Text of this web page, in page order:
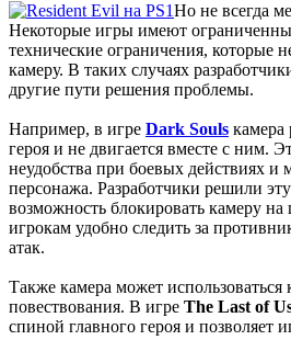
Но не всегда
Некоторые игры имеют
технические ограничения, которые
камеру. В таких случаях
другие пути решения проблемы.
Например, в игре Dark Souls камера
героя и не двигается вместе с ним.
неудобства при боевых действиях и
персонажа. Разработчики решили
возможность блокировать камеру на
игрокам удобно следить за
атак.
Также камера может использоваться
повествования. В игре The Last of
спиной главного героя и позволяет